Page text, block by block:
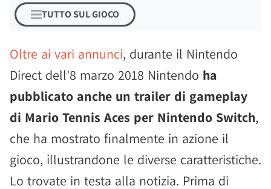
TUTTO SUL GIOCO
Oltre ai vari annunci, durante il Nintendo
Direct dell'8 marzo 2018 Nintendo ha
pubblicato anche un trailer di gameplay
di Mario Tennis Aces per Nintendo Switch,
che ha mostrato finalmente in azione il
gioco, illustrandone le diverse caratteristiche.
Lo trovate in testa alla notizia. Prima di